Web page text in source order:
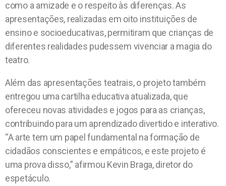
como a amizade e o respeito às diferenças. As
apresentações, realizadas em oito instituições de
ensino e socioeducativas, permitiram que crianças de
diferentes realidades pudessem vivenciar a magia do
teatro.
Além das apresentações teatrais, o projeto também
entregou uma cartilha educativa atualizada, que
ofereceu novas atividades e jogos para as crianças,
contribuindo para um aprendizado divertido e interativo.
“A arte tem um papel fundamental na formação de
cidadãos conscientes e empáticos, e este projeto é
uma prova disso,” afirmou Kevin Braga, diretor do
espetáculo.